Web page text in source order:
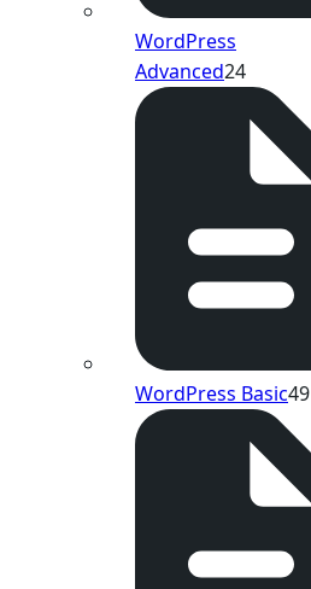
WordPress
Advanced24
WordPress Basic49